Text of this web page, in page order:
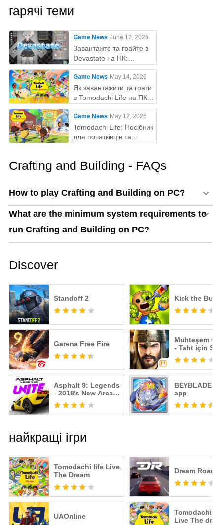
гарячі теми
Game News June 12, 2026
Завантажте та грайте в
Devastate на ПК:
остаточний ігровий гайд
з MEmu Play
Game News May 14, 2026
Як завантажити та грати
в Tomodachi Life на ПК
за допомогою MEmu
Game News May 12, 2026
Tomodachi Life: Посібник
для початківців та
Crafting and Building - FAQs
How to play Crafting and Building on PC?
What are the minimum system requirements to
run Crafting and Building on PC?
Discover
Standoff 2 Kick the
Garena Free Fire
Muhteşem
- Taht için
Savaşı
Asphalt 9: Legends
- 2018’s New Arcade
Racing Game
BEYBLADE
app
найкращі ігри
Tomodachi life Live
The Dream
UAOnline
Dream Road:
Tomodachi
Live The